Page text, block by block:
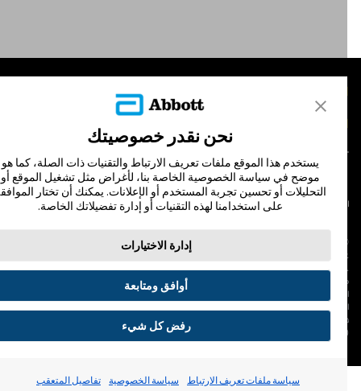
والأحكام سياسة الخصوصية
المجس، فري ستايل، وليبري، والعلامات التجارية ذات الصلة هي علامات لشركة أبوت
لا يجوز استخدام أي علامة تجارية أو الاسم التجاري أو المظهر التجاري لأبوت في هذا الموقع
دون الحصول على إذن كتابي مسبق من أبوت، إلا لتحديد منتج أو خدمات الشركة. هذا
والمعلومات التي تحتويه مقصودة لسكان دولة جمهورية مصر العربية فقط. إن
والبيانات الواردة صورية لأغراض توضيحية فقط. ولا تمثل مريضًا حقيقيًا أو بيانات
ADC-53188-
تفضيلات ملفات تعريف الارتباط
نحن نقدر خصوصيتك
يستخدم هذا الموقع ملفات تعريف الارتباط والتقنيات ذات الصلة، كما هو
موضح في سياسة الخصوصية الخاصة بنا، لأغراض مثل تشغيل الموقع أو
التحليلات أو تحسين تجربة المستخدم أو الإعلانات. يمكنك أن تختار الموافقة
على استخدامنا لهذه التقنيات أو إدارة تفضيلاتك الخاصة.
إدارة الاختيارات
أوافق ومتابعة
رفض كل شيء
سياسة ملفات تعريف الارتباط سياسة الخصوصية تفاصيل المتعقب